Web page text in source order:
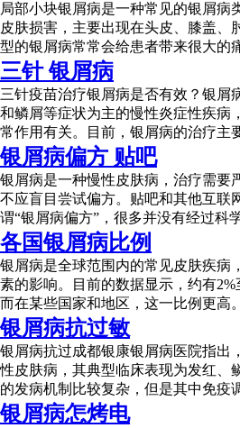
局部小块银屑病是一种常见的银屑病
皮肤损害，主要出现在头皮、膝盖、
型的银屑病常常会给患者带来很大的
三针 银屑病
三针疫苗治疗银屑病是否有效？银屑
和鳞屑等症状为主的慢性炎症性疾病
常作用有关。目前，银屑病的治疗主
银屑病偏方 贴吧
银屑病是一种慢性皮肤病，治疗需要
不应盲目尝试偏方。贴吧和其他互联
谓“银屑病偏方”，很多并没有经过科
各国银屑病比例
银屑病是全球范围内的常见皮肤疾病
素的影响。目前的数据显示，约有2%
而在某些国家和地区，这一比例更高
银屑病抗过敏
银屑病抗过成都银康银屑病医院指出
性皮肤病，其典型临床表现为发红、
的发病机制比较复杂，但是其中免疫
银屑病怎烤电